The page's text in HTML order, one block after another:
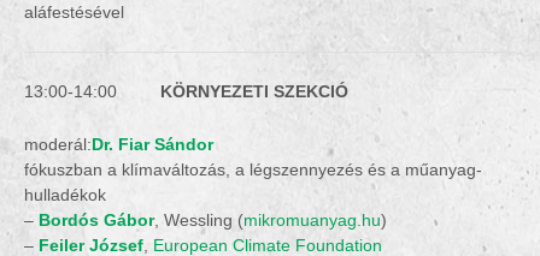
aláfestésével
13:00-14:00 KÖRNYEZETI SZEKCIÓ
moderál:Dr. Fiar Sándor
fókuszban a klímaváltozás, a légszennyezés és a műanyag-
hulladékok
– Bordós Gábor, Wessling (mikromuanyag.hu)
– Feiler József European Climate Foundation